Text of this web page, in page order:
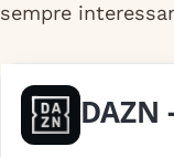
sempre